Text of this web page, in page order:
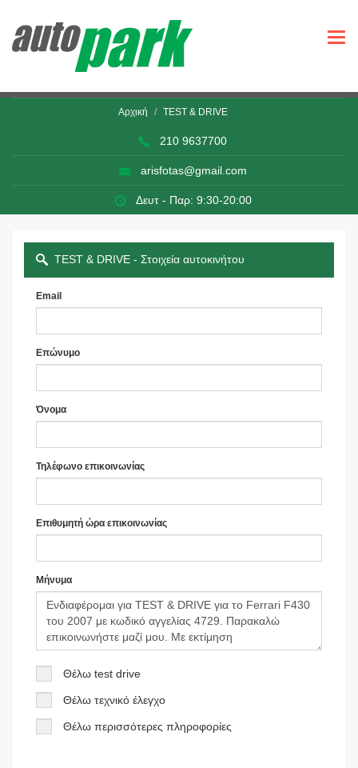
Αρχική TEST & DRIVE
210 9637700
arisfotas@gmail.com
Δευτ - Παρ: 9:30-20:00
TEST & DRIVE - Στοιχεία αυτοκινήτου
Email
Επώνυμο
Όνομα
Τηλέφωνο επικοινωνίας
Επιθυμητή ώρα επικοινωνίας
Μήνυμα
Θέλω test drive
Θέλω τεχνικό έλεγχο
Θέλω περισσότερες πληροφορίες